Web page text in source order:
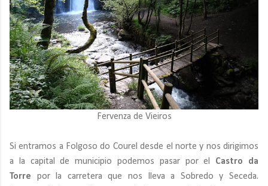
Fervenza de Vieiros
Si entramos a Folgoso do Courel desde el norte y nos dirigimos
a la capital de municipio podemos pasar por el Castro da
Torre por la carretera que nos lleva a Sobredo y Seceda.